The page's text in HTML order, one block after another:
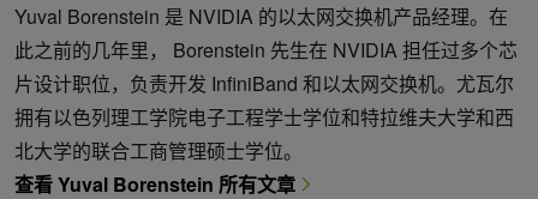
Yuval Borenstein 是 NVIDIA 的以太网交换机产品经理。在
此之前的几年里， Borenstein 先生在 NVIDIA 担任过多个芯
片设计职位，负责开发 InfiniBand 和以太网交换机。尤瓦尔
拥有以色列理工学院电子工程学士学位和特拉维夫大学和西
北大学的联合工商管理硕士学位。
查看 Yuval Borenstein 所有文章